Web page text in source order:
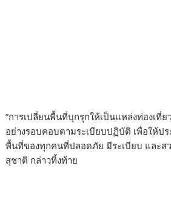
​”การเปลี่ยนพื้นที่บุกรุกให้เป็นแหล่งท่องเที่
อย่างรอบคอบตามระเบียบปฏิบัติ เพื่อให้ป
พื้นที่ของทุกคนที่ปลอดภัย มีระเบียบ และสว
สุชาติ กล่าวทิ้งท้าย